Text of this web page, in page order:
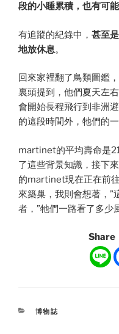
段的小睡累積，也有可
有追蹤的紀錄中， 甚至
地放休息。
回來家裡翻了鳥類圖鑑
裏頭提到，他們夏天左
會開始長程飛行到非洲
的這段時間外，牠們的
martinet的平均壽命是
了這些背景知識，接下
的martinet現在正在前
來築巢，我則會想著，”
者，”牠們一路看了多少
Share
CATEGORIES
博物誌